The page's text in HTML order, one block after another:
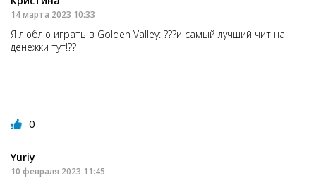
14 марта 2023 10:33
Я люблю играть в Golden Valley: ???и самый лучший чит на
денежки тут!??
0
Yuriy
10 февраля 2023 11:45